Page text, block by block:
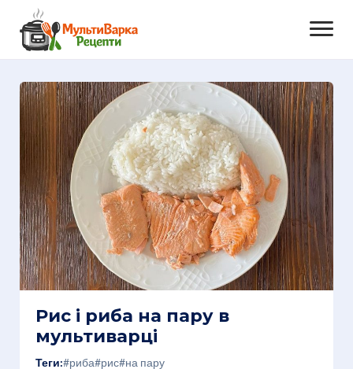
Рис і риба на пару в
мультиварці
Теги:#риба#рис#на пару